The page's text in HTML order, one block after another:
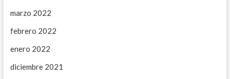
marzo 2022
febrero 2022
enero 2022
diciembre 2021